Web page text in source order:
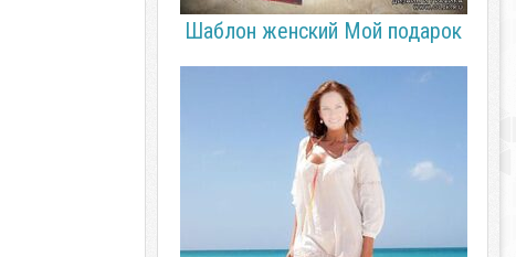
Шаблон женский Мой подарок